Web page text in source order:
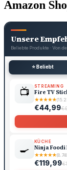
Amazon
Unsere
Beliebte Produkte · Von
⭐ Beliebt
📺 STREAMING
Fire TV
★★★★★
€44,99
🍳
KÜCHE
Ninja
★★★★★
€119,99